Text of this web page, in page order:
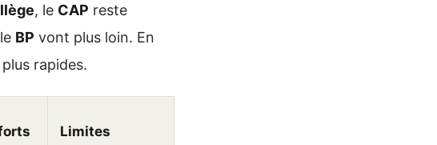
, le CAP reste
BP vont plus loin. En
rapides.
Limites